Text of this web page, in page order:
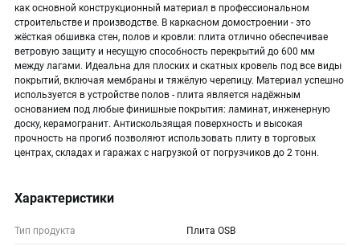
как основной конструкционный материал в профессиональном
строительстве и производстве. В каркасном домостроении - это
жёсткая обшивка стен, полов и кровли: плита отлично обеспечивае
ветровую защиту и несущую способность перекрытий до 600 мм
между лагами. Идеальна для плоских и скатных кровель под все виды
покрытий, включая мембраны и тяжёлую черепицу. Материал успешно
используется в устройстве полов - плита является надёжным
основанием под любые финишные покрытия: ламинат, инженерную
доску, керамогранит. Антискользящая поверхность и высокая
прочность на прогиб позволяют использовать плиту в торговых
центрах, складах и гаражах с нагрузкой от погрузчиков до 2 тонн.
Характеристики
Тип продукта Плита OSB